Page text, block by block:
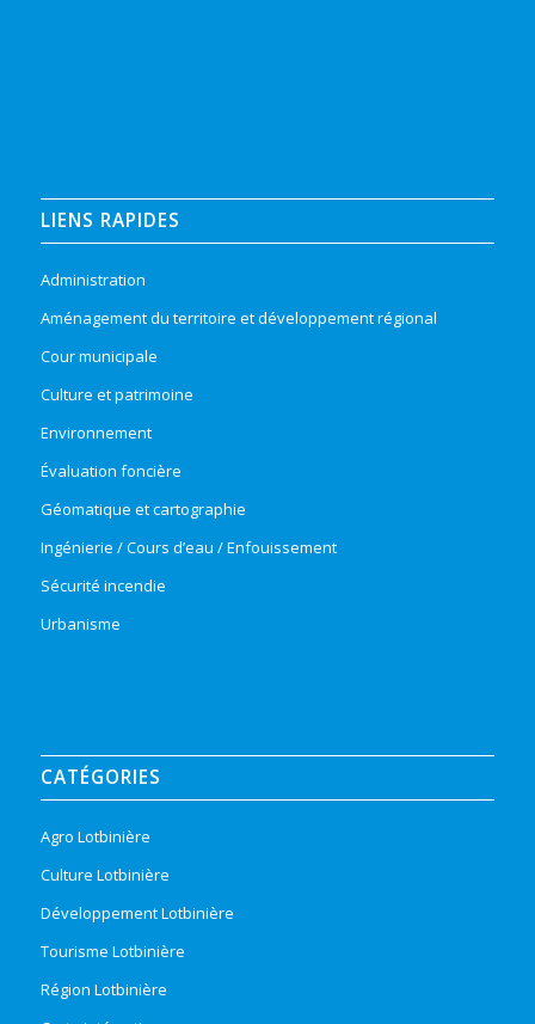
LIENS RAPIDES
Administration
Aménagement du territoire et développement régional
Cour municipale
Culture et patrimoine
Environnement
Évaluation foncière
Géomatique et cartographie
Ingénierie / Cours d’eau / Enfouissement
Sécurité incendie
Urbanisme
CATÉGORIES
Agro Lotbinière
Culture Lotbinière
Développement Lotbinière
Tourisme Lotbinière
Région Lotbinière